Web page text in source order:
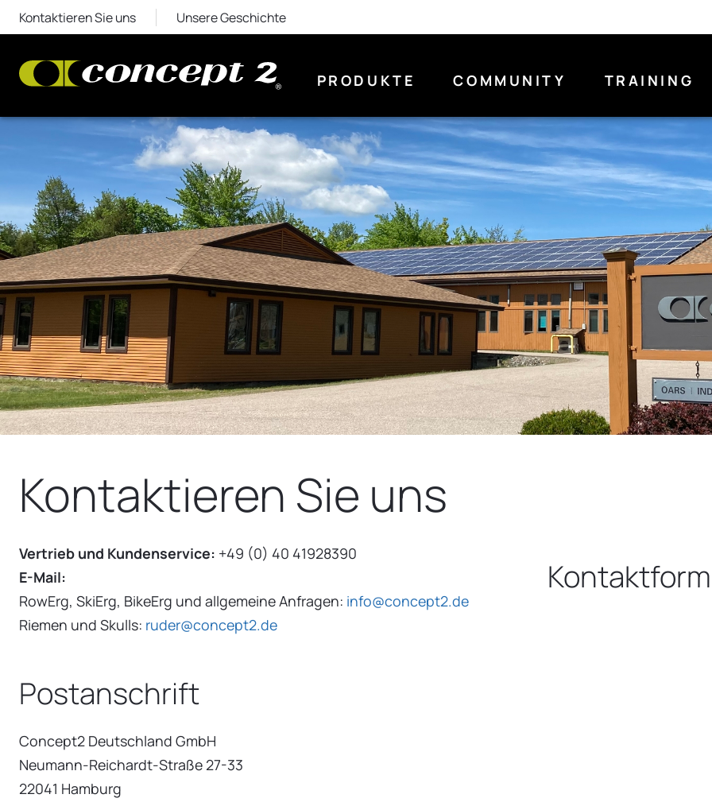
Kontaktieren Sie uns Unsere Geschichte
PRODUKTE COMMUNITY TRAINING
Kontaktieren Sie uns
Vertrieb und Kundenservice: +49 (0) 40 41928390
E-Mail:
RowErg, SkiErg, BikeErg und allgemeine Anfragen: info@concept2.de
Riemen und Skulls: ruder@concept2.de
Postanschrift
Concept2 Deutschland GmbH
Neumann-Reichardt-Straße 27-33
22041 Hamburg